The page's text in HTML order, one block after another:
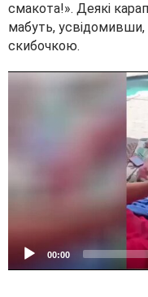
смакота!». Деякі
мабуть,
скибочкою.
V
y
r
00:00